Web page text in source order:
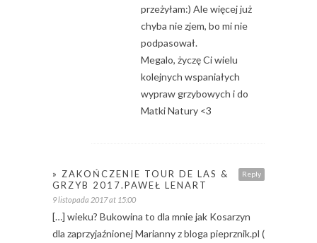
przeżyłam:) Ale więcej już
chyba nie zjem, bo mi nie
podpasował.
Megalo, życzę Ci wielu
kolejnych wspaniałych
wypraw grzybowych i do
Matki Natury <3
Reply
» ZAKOŃCZENIE TOUR DE LAS &
GRZYB 2017.PAWEŁ LENART
9 listopada 2017 at 15:00
[…] wieku? Bukowina to dla mnie jak Kosarzyn
dla zaprzyjaźnionej Marianny z bloga pieprznik.pl (